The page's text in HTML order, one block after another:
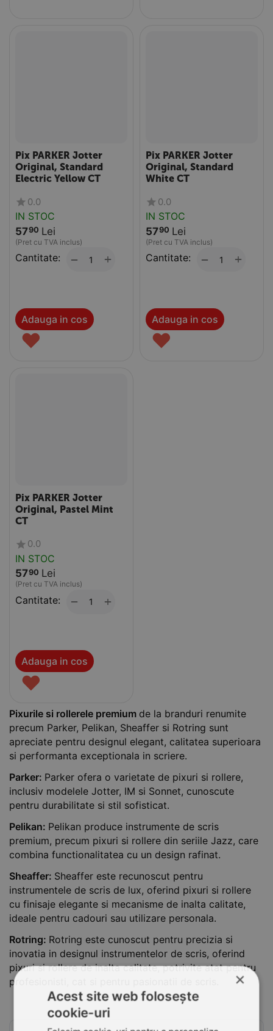
Pixurile si rollerele premium de la branduri renumite
precum Parker, Pelikan, Sheaffer si Rotring sunt
apreciate pentru designul elegant, calitatea superioara
si performanta exceptionala in scriere.
Parker: Parker ofera o varietate de pixuri si rollere,
inclusiv modelele Jotter, IM si Sonnet, cunoscute
pentru durabilitate si stil sofisticat.
Pelikan: Pelikan produce instrumente de scris
premium, precum pixuri si rollere din seriile Jazz, care
combina functionalitatea cu un design rafinat.
Sheaffer: Sheaffer este recunoscut pentru
instrumentele de scris de lux, oferind pixuri si rollere
cu finisaje elegante si mecanisme de inalta calitate,
ideale pentru cadouri sau utilizare personala.
Rotring: Rotring este cunoscut pentru precizia si
inovatia in designul instrumentelor de scris, oferind
pixuri si rollere de inalta calitate, potrivite atat pentru
profesionisti, cat si pentru pasionatii de scris.
Pix PARKER Jotter
Original, Standard
Electric Yellow CT
0.0
IN STOC
5790 Lei
(Pret cu TVA inclus)
Cantitate: +
−
Adauga in cos
♥
Pix PARKER Jotter
Original, Standard
White CT
0.0
IN STOC
5790 Lei
(Pret cu TVA inclus)
Cantitate: +
−
Adauga in cos
♥
Pix PARKER Jotter
Original, Pastel Mint
CT
0.0
IN STOC
5790 Lei
(Pret cu TVA inclus)
Cantitate: +
−
Adauga in cos
♥
×
Acest site web folosește
cookie-uri